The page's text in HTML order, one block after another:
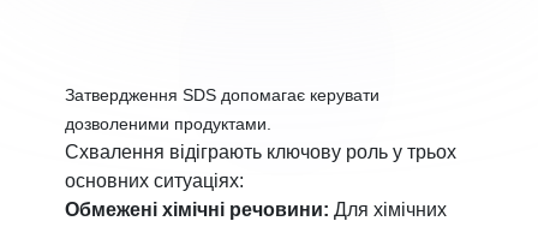
Затвердження SDS допомагає керувати
дозволеними продуктами.
Схвалення відіграють ключову роль у трьох
основних ситуаціях:
Обмежені хімічні речовини: Для хімічних